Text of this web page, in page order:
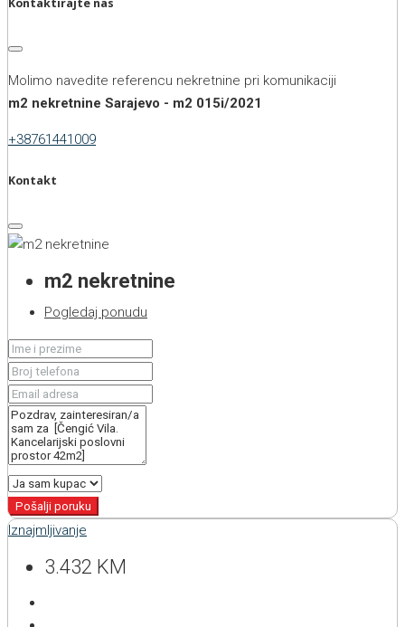
Molimo navedite referencu nekretnine pri komunikaciji
m2 nekretnine Sarajevo - m2 015i/2021
+38761441009
Kontakt
m2 nekretnine
Pogledaj ponudu
Pošalji poruku
Iznajmljivanje
3.432 KM